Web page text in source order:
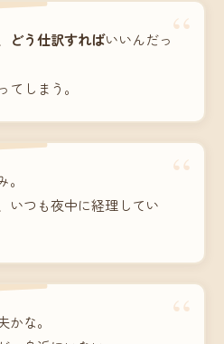
“
どう仕訳すればいいんだっ
しまう。
“
いつも夜中に経理してい
“
かな。